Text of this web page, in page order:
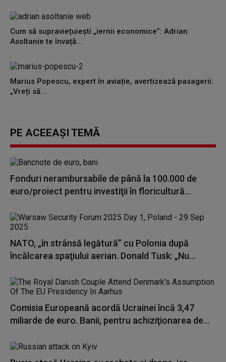
Cum să supraviețuiești „iernii economice”: Adrian
Asoltanie te învață...
Marius Popescu, expert în aviație, avertizează pasagerii:
„Vreți să...
PE ACEEAȘI TEMĂ
Fonduri nerambursabile de până la 100.000 de
euro/proiect pentru investiţii în floricultură...
NATO, „în strânsă legătură” cu Polonia după
încălcarea spaţiului aerian. Donald Tusk: „Nu...
Comisia Europeană acordă Ucrainei încă 3,47
miliarde de euro. Banii, pentru achiziţionarea de...